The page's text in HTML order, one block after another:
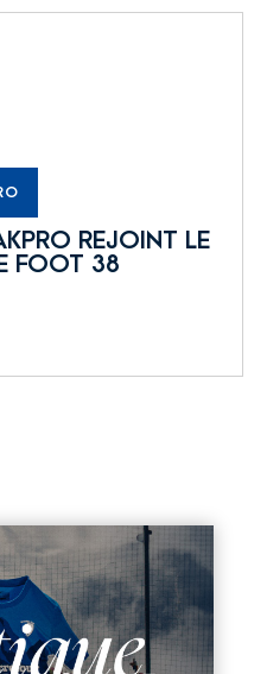
REJOINT LE
FOOT 38